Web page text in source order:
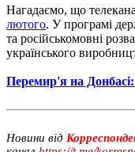
Нагадаємо, що
лютого. У програмі
та російськомовні
українського
Перемир'я на Донбасі:
Новини від